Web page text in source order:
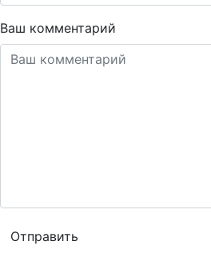
Ваш комментарий